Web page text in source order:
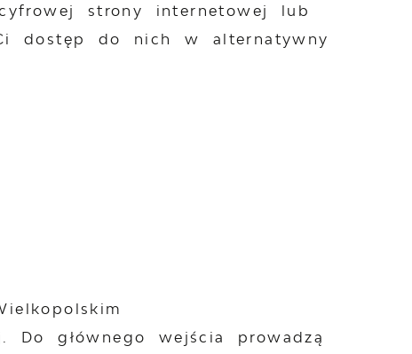
strony internetowej lub
dostęp do nich w alternatywny
głównego wejścia prowadzą